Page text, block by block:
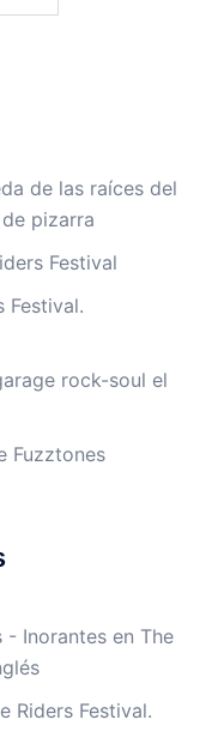
de las raíces del
pizarra
Festival
Festival.
rock-soul el
Fuzztones
- Inorantes en The
Riders Festival.